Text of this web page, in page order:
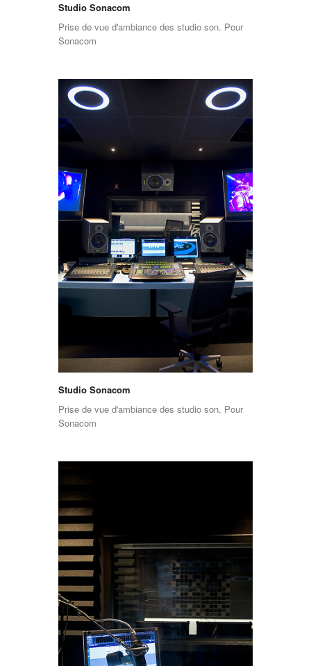
Studio Sonacom
Prise de vue d'ambiance des studio son. Pour
Sonacom
Studio Sonacom
Prise de vue d'ambiance des studio son. Pour
Sonacom